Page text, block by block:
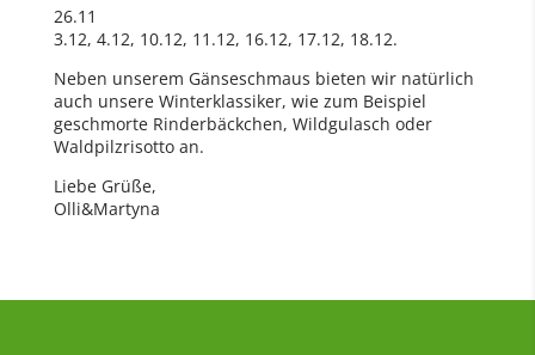
26.11
3.12, 4.12, 10.12, 11.12, 16.12, 17.12, 18.12.
Neben unserem Gänseschmaus bieten wir natürlich
auch unsere Winterklassiker, wie zum Beispiel
geschmorte Rinderbäckchen, Wildgulasch oder
Waldpilzrisotto an.
Liebe Grüße,
Olli&Martyna